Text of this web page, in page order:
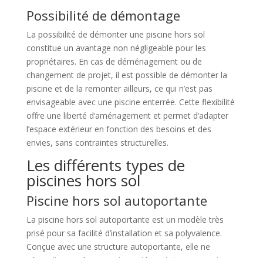
Possibilité de démontage
La possibilité de démonter une piscine hors sol
constitue un avantage non négligeable pour les
propriétaires. En cas de déménagement ou de
changement de projet, il est possible de démonter la
piscine et de la remonter ailleurs, ce qui n’est pas
envisageable avec une piscine enterrée. Cette flexibilité
offre une liberté d’aménagement et permet d’adapter
l’espace extérieur en fonction des besoins et des
envies, sans contraintes structurelles.
Les différents types de
piscines hors sol
Piscine hors sol autoportante
La piscine hors sol autoportante est un modèle très
prisé pour sa facilité d’installation et sa polyvalence.
Conçue avec une structure autoportante, elle ne